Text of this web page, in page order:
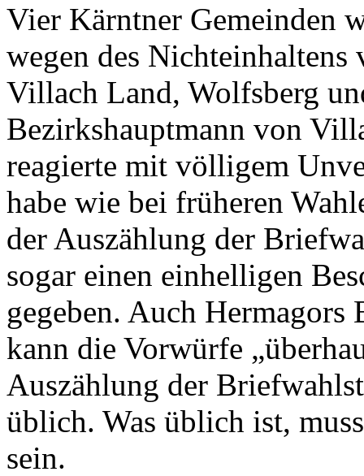
Vier Kärntner Gemeinden
wegen des Nichteinhaltens
Villach Land, Wolfsberg
Bezirkshauptmann von
reagierte mit völligem
habe wie bei früheren
der Auszählung der
sogar einen einhelligen
gegeben. Auch Hermagors
kann die Vorwürfe
Auszählung der
üblich. Was üblich ist,
sein.